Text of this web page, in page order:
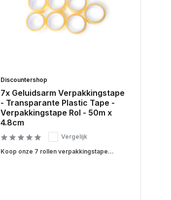
Discountershop
7x Geluidsarm Verpakkingstape
- Transparante Plastic Tape -
Verpakkingstape Rol - 50m x
4.8cm
Vergelijk
Koop onze 7 rollen verpakkingstape...